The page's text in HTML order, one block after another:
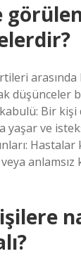
düşünceler
Bir kişi
yaşar ve
Hastalar